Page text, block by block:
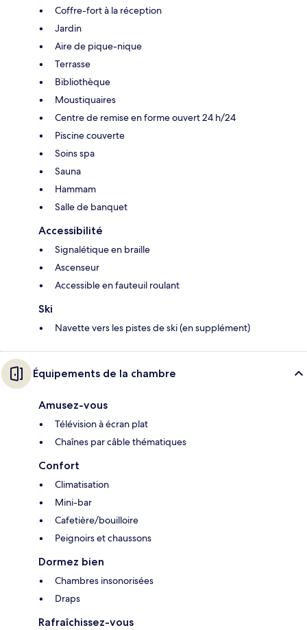
Coffre-fort à la réception
Jardin
Aire de pique-nique
Terrasse
Bibliothèque
Moustiquaires
Centre de remise en forme ouvert 24 h/24
Piscine couverte
Soins spa
Sauna
Hammam
Salle de banquet
Accessibilité
Signalétique en braille
Ascenseur
Accessible en fauteuil roulant
Ski
Navette vers les pistes de ski (en supplément)
Équipements de la chambre
Amusez-vous
Télévision à écran plat
Chaînes par câble thématiques
Confort
Climatisation
Mini-bar
Cafetière/bouilloire
Peignoirs et chaussons
Dormez bien
Chambres insonorisées
Draps
Rafraîchissez-vous